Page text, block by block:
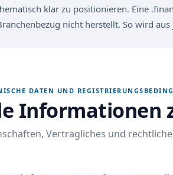
klar zu positionieren. Eine
nicht herstellt. So wird
DATEN UND
Informationen
Vertragliches und